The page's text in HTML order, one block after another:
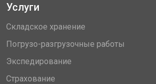
Услуги
Складское хранение
Погрузо-разгрузочные работы
Экспедирование
Страхование